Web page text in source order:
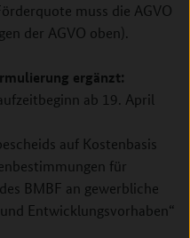
muss die AGVO
der AGVO oben).
ergänzt:
ab 19. April
auf Kostenbasis
für
BMBF an gewerbliche
Entwicklungsvorhaben“